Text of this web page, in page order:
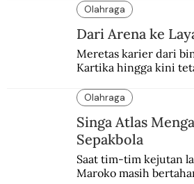
Olahraga
Dari Arena ke
Meretas karier dari
Kartika hingga kini
Olahraga
Singa Atlas
Sepakbola
Saat tim-tim kejutan
Maroko masih